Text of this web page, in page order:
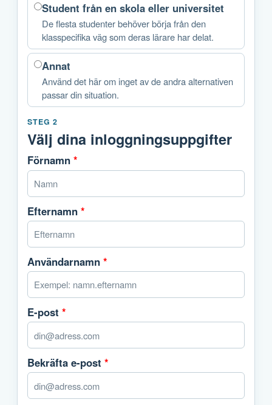
Student från en skola eller universitet
De flesta studenter behöver börja från den
klasspecifika väg som deras lärare har delat.
Annat
Använd det här om inget av de andra alternativen
passar din situation.
STEG 2
Välj dina inloggningsuppgifter
Förnamn *
Efternamn *
Användarnamn *
E-post *
Bekräfta e-post *